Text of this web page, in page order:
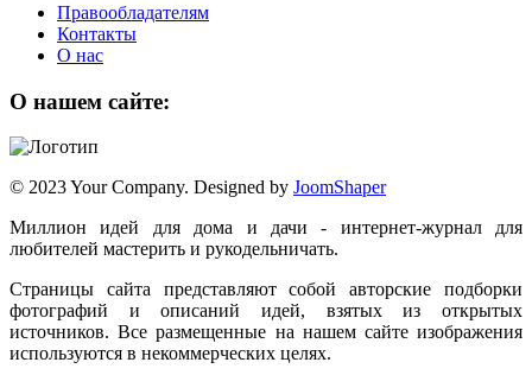
Правообладателям
Контакты
О нас
О нашем сайте:
© 2023 Your Company. Designed by JoomShaper
Миллион идей для дома и дачи - интернет-журнал для
любителей мастерить и рукодельничать.
Страницы сайта представляют собой авторские подборки
фотографий и описаний идей, взятых из открытых
источников. Все размещенные на нашем сайте изображения
используются в некоммерческих целях.